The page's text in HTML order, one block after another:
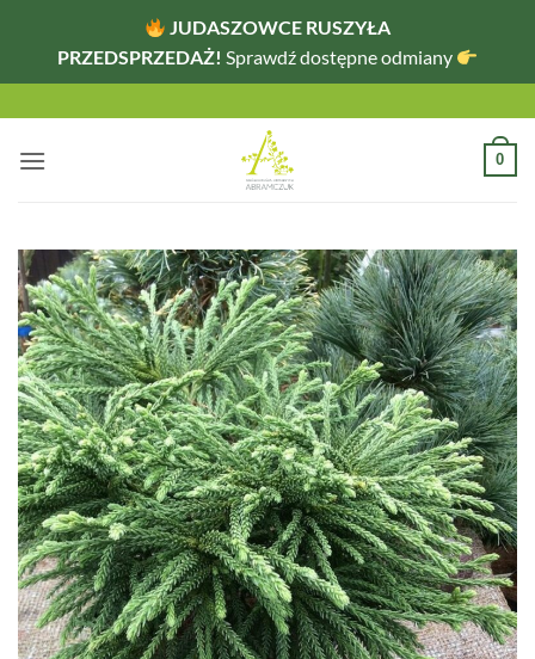
JUDASZOWCE RUSZYŁA
PRZEDSPRZEDAŻ! Sprawdź dostępne odmiany
zawartości
0